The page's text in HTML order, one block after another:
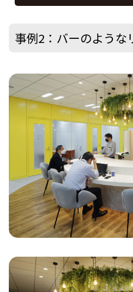
事例2：バーのような